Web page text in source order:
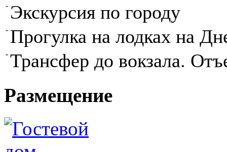
- Экскурсия по городу
- Прогулка на лодках на
- Трансфер до вокзала.
Размещение